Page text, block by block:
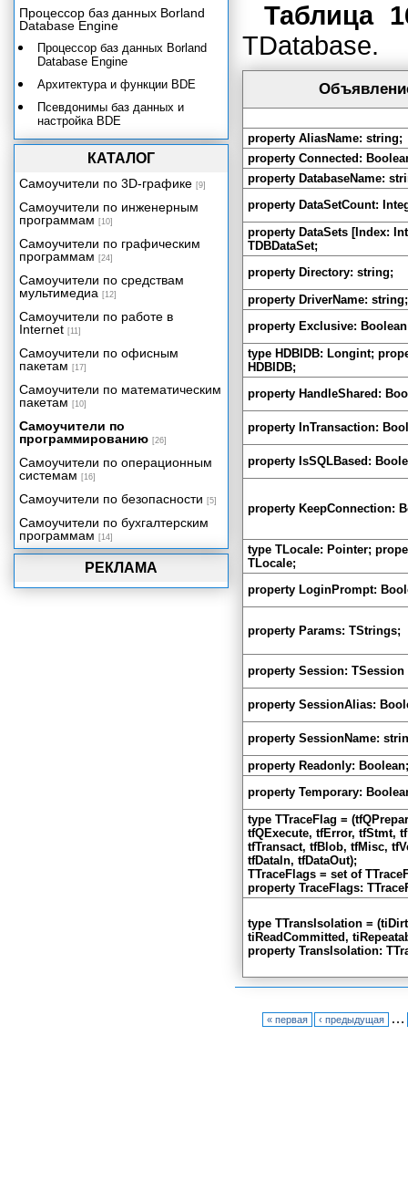
Таблица
TDatabase.
property AliasName: string;
property Connected:
property DatabaseName:
property DataSetCount:
property DataSets [Index:
TDBDataSet;
property Directory: string;
property DriverName: string;
property Exclusive:
type HDBIDB: Longint;
HDBIDB;
property HandleShared:
property InTransaction:
property IsSQLBased:
property KeepConnection:
type TLocale: Pointer;
TLocale;
property LoginPrompt:
property Params: TStrings;
property Session: TSession
property SessionAlias:
property SessionName:
property Readonly: Boolean;
property Temporary:
type TTraceFlag =
tfQExecute, tfError, tfStmt,
tfTransact, tfBlob, tfMisc,
tfDataln, tfDataOut);
TTraceFlags = set of
property TraceFlags:
type TTransIsolation =
tiReadCommitted,
property Translsolation:
« первая ‹ предыдущая …
РЕКЛАМА
Процессор баз данных Borland
Database Engine
Процессор баз данных Borland
Database Engine
Архитектура и функции BDE
Псевдонимы баз данных и
настройка ВDЕ
Интерфейс прикладного
программирования ВDЕ
Соединение с источником
данных
Компоненты доступа к данным.
Класс TBDEDataSet.
Класс TDBDataSet
Компонент TTable
Компонент TQuery
Компонент TStoredProc
Технология dbExpress
Сервер баз данных InterBase и
компоненты InterBase Express
Использование ADO средствами
Технология DataSnap.
Сервер приложения
Клиент многозвенного
распределенного приложения
Компоненты Rave Reports и
отчеты в приложении Delphi
Визуальная среда создания
КАТАЛОГ
Самоучители по 3D-графике [9]
Самоучители по инженерным
программам [10]
Самоучители по графическим
программам [24]
Самоучители по средствам
мультимедиа [12]
Самоучители по работе в
Internet [11]
Самоучители по офисным
пакетам [17]
Самоучители по математическим
пакетам [10]
Самоучители по
программированию [26]
Самоучители по операционным
системам [16]
Самоучители по безопасности [5]
Самоучители по бухгалтерским
программам [14]